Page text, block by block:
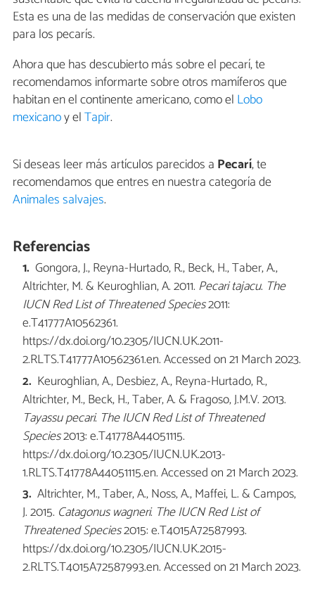
Esta es una de las medidas de conservación que existen
para los pecarís.
Ahora que has descubierto más sobre el pecarí, te
recomendamos informarte sobre otros mamíferos que
habitan en el continente americano, como el Lobo
mexicanoy elTapir.
Si deseas leer más artículos parecidos a Pecarí, te
recomendamos que entres en nuestra categoría de
Animales salvajes.
Referencias
Gongora, J., Reyna-Hurtado, R., Beck, H., Taber, A.,
Altrichter, M. & Keuroghlian, A. 2011. Pecari tajacu. The
IUCN Red List of Threatened Species2011:
e.T41777A10562361.
https://dx.doi.org/10.2305/IUCN.UK.2011-
2.RLTS.T41777A10562361.en. Accessed on 21 March 2023.
Keuroghlian, A., Desbiez, A., Reyna-Hurtado, R.,
Altrichter, M., Beck, H., Taber, A. & Fragoso, J.M.V. 2013.
Tayassu pecari. The IUCN Red List of Threatened
Species2013: e.T41778A44051115.
https://dx.doi.org/10.2305/IUCN.UK.2013-
1.RLTS.T41778A44051115.en. Accessed on 21 March 2023.
Altrichter, M., Taber, A., Noss, A., Maffei, L. & Campos,
J. 2015. Catagonus wagneri. The IUCN Red List of
Threatened Species2015: e.T4015A72587993.
https://dx.doi.org/10.2305/IUCN.UK.2015-
2.RLTS.T4015A72587993.en. Accessed on 21 March 2023.